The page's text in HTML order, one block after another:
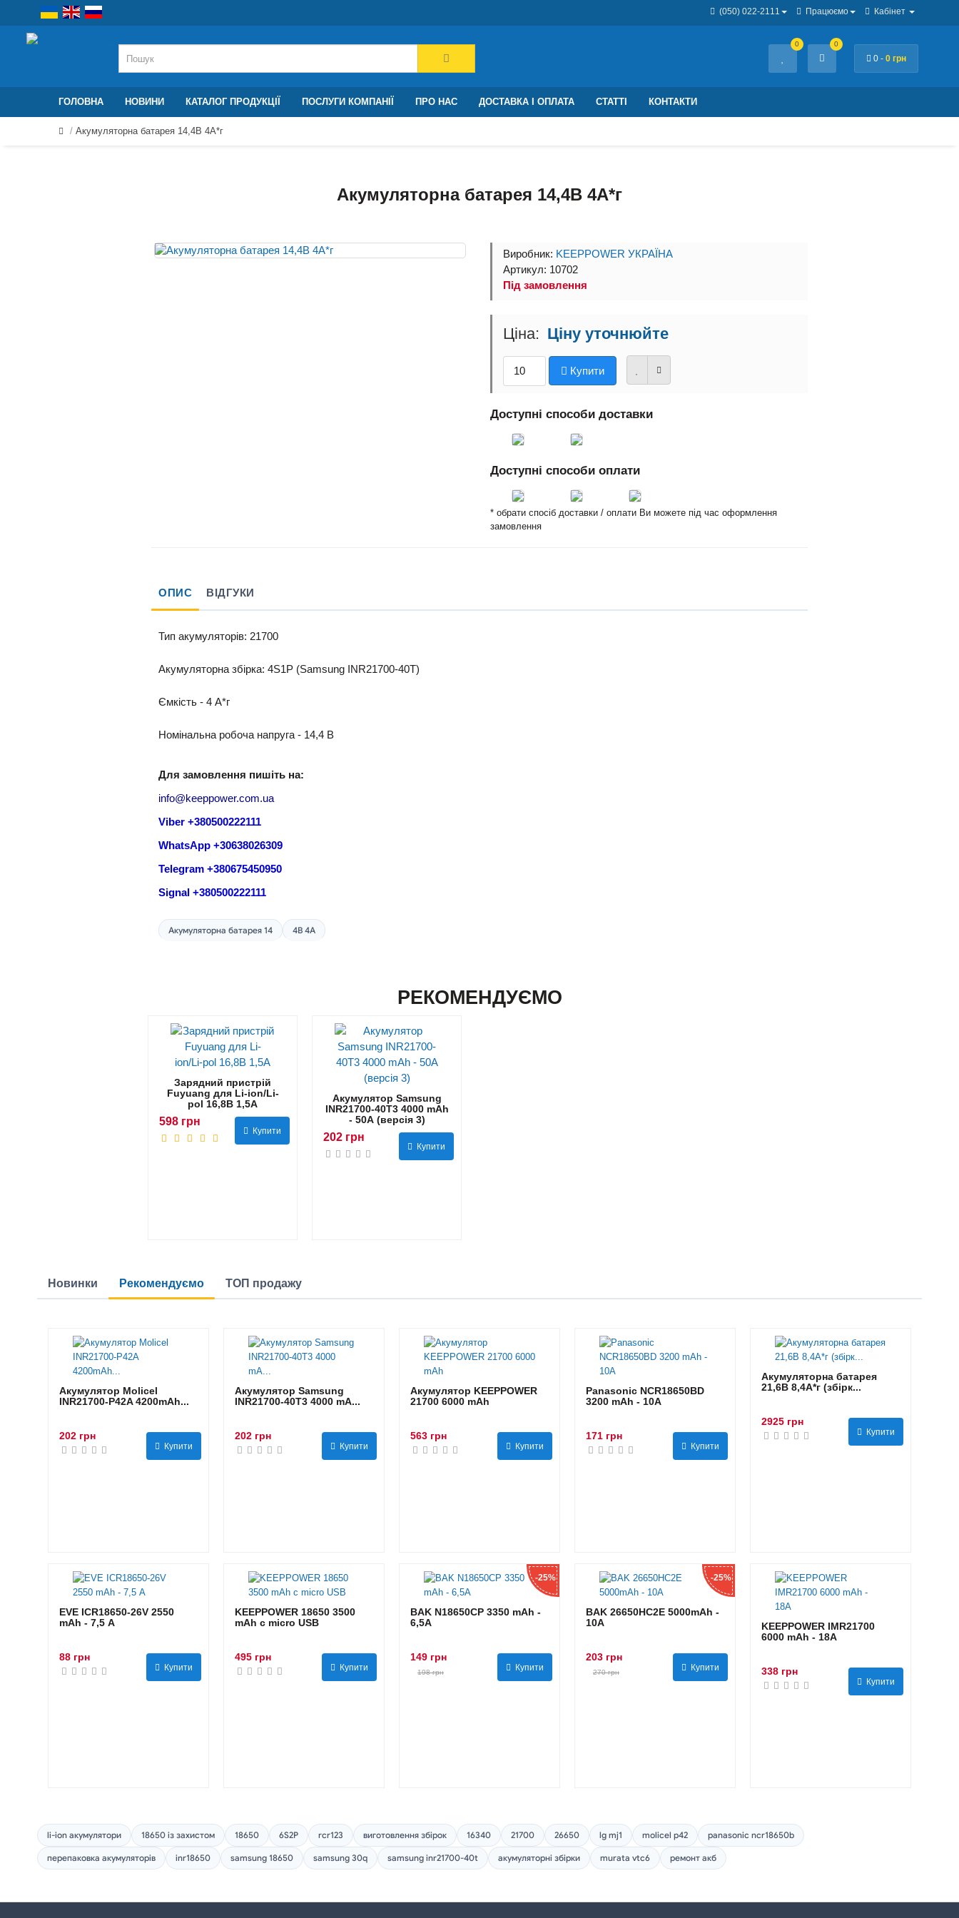
(050) 022-2111 Працюємо Кабінет
0 - 0 грн
0 0
ГОЛОВНА НОВИНИ КАТАЛОГ ПРОДУКЦІЇ ПОСЛУГИ КОМПАНІЇ ПРО НАС ДОСТАВКА І ОПЛАТА СТАТТІ КОНТАКТИ
Акумуляторна батарея 14,4В 4A*г
Акумуляторна батарея 14,4В 4A*г
Виробник: KEEPPOWER УКРАЇНА
Артикул: 10702
Під замовлення
Ціну уточнюйте
Купити
Доступні способи доставки
Доступні способи оплати
* обрати спосіб доставки / оплати Ви можете під час оформлення
замовлення
ОПИС ВІДГУКИ
Тип акумуляторів: 21700
Акумуляторна збірка: 4S1P (Samsung INR21700-40T)
Ємкість - 4 A*г
Номінальна робоча напруга - 14,4 B
Для замовлення пишіть на:
info@keeppower.com.ua
Viber +380500222111
WhatsApp +30638026309
Telegram +380675450950
Signal +380500222111
Акумуляторна батарея 14 4В 4A
РЕКОМЕНДУЄМО
Зарядний пристрій
Fuyuang для Li-ion/Li-
pol 16,8В 1,5А
598 грн
Купити
Акумулятор Samsung
INR21700-40T3 4000 mAh
- 50А (версія 3)
202 грн
Купити
Новинки Рекомендуємо ТОП продажу
Акумулятор Molicel
INR21700-P42A 4200mAh...
202 грн
Купити
Акумулятор Samsung
INR21700-40T3 4000 mA...
202 грн
Купити
Акумулятор KEEPPOWER
21700 6000 mAh
563 грн
Купити
Panasonic NCR18650BD
3200 mAh - 10А
171 грн
Купити
Акумуляторна батарея
21,6В 8,4A*г (збірк...
2925 грн
Купити
EVE ICR18650-26V 2550
mAh - 7,5 А
88 грн
Купити
KEEPPOWER 18650 3500
mAh с micro USB
495 грн
Купити
-25%
BAK N18650CP 3350 mAh -
6,5А
149 грн
198 грн Купити
-25%
BAK 26650HC2E 5000mAh -
10А
203 грн
270 грн Купити
KEEPPOWER IMR21700
6000 mAh - 18А
338 грн
Купити
li-ion акумулятори 18650 із захистом 18650 6S2P rcr123 виготовлення збірок 16340 21700 26650 lg mj1 molicel p42 panasonic ncr18650b
перепаковка акумуляторів inr18650 samsung 18650 samsung 30q samsung inr21700-40t акумуляторні збірки murata vtc6 ремонт акб